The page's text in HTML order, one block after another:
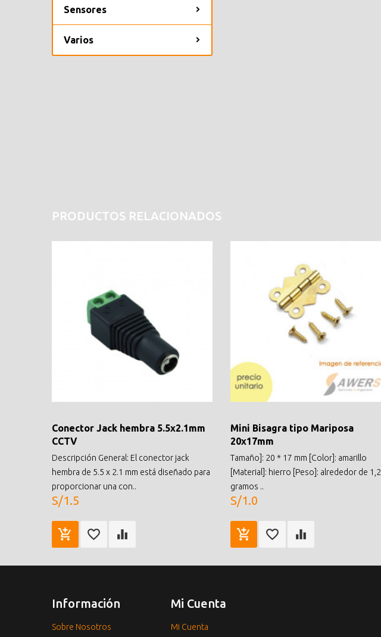
Sensores
Varios
PRODUCTOS RELACIONADOS
Conector Jack hembra 5.5x2.1mm
CCTV
Descripción General: El conector jack
hembra de 5.5 x 2.1 mm está diseñado para
proporcionar una con..
S/1.5
Mini Bisagra tipo Mariposa
20x17mm
Tamaño]: 20 * 17 mm [Color]: amarillo
[Material]: hierro [Peso]: alrededor de 1,2
gramos ..
S/1.0
Información
Sobre Nosotros
Mi Cuenta
Mi Cuenta